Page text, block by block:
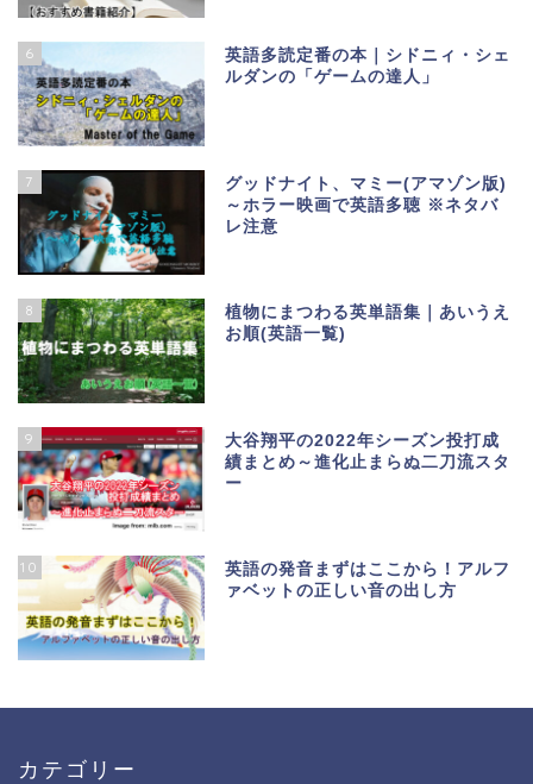
6
英語多読定番の本｜シドニィ・シェ
ルダンの「ゲームの達人」
7
グッドナイト、マミー(アマゾン版)
～ホラー映画で英語多聴 ※ネタバ
レ注意
8
植物にまつわる英単語集｜あいうえ
お順(英語一覧)
9
大谷翔平の2022年シーズン投打成
績まとめ～進化止まらぬ二刀流スタ
ー
10
英語の発音まずはここから！アルフ
ァベットの正しい音の出し方
カテゴリー